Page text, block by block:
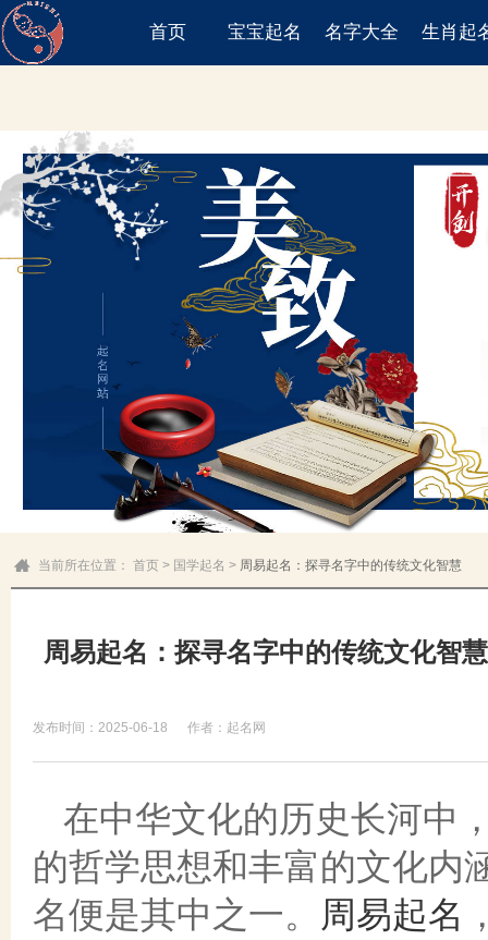
首页 宝宝起名 名字大全 生肖起
当前所在位置： 首页 > 国学起名 > 周易起名：探寻名字中的传统文化智慧
周易起名：探寻名字中的传统文化智慧
发布时间：2025-06-18 作者：起名网
在中华文化的历史长河中
的哲学思想和丰富的文化内
名便是其中之一。
周易起名